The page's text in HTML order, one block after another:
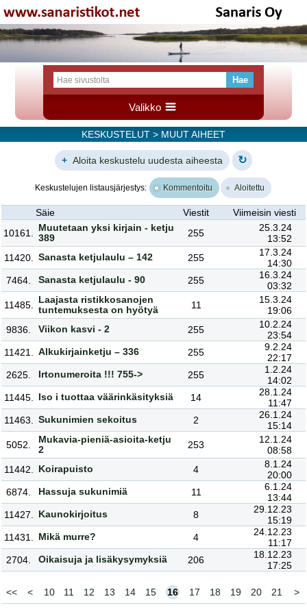
Valikko
KESKUSTELUT > MUUT AIHEET
+ Aloita keskustelu uudesta aiheesta ↻
Keskustelujen listausjärjestys: Kommentoitu Aloitettu
Säie Viestit
Viimeisin viesti
10161.
Muutetaan yksi kirjain - ketju
389
255
25.3.24
13:52
11420.
Sanasta ketjulaulu – 142 255
17.3.24
14:30
7464.
Sanasta ketjulaulu - 90 255
16.3.24
03:32
11485.
Laajasta ristikkosanojen
tuntemuksesta on hyötyä
11
15.3.24
19:06
9836.
Viikon kasvi - 2 255
10.2.24
23:54
11421.
Alkukirjainketju – 336 255
9.2.24
22:17
2625.
Irtonumeroita !!! 755-> 255
1.2.24
14:02
11445.
Iso i tuottaa väärinkäsityksiä 14
28.1.24
11:47
11463.
Sukunimien sekoitus 2
26.1.24
15:14
5052.
Mukavia-pieniä-asioita-ketju
2
253
12.1.24
08:58
11442.
Koirapuisto 4
8.1.24
20:00
6874.
Hassuja sukunimiä 11
6.1.24
13:44
11427.
Kaunokirjoitus 8
29.12.23
15:19
11431.
Mikä murre? 4
24.12.23
11:17
2704.
Oikaisuja ja lisäkysymyksiä 206
18.12.23
17:25
<< < 10 11 12 13 14 15 16 17 18 19 20 21 >